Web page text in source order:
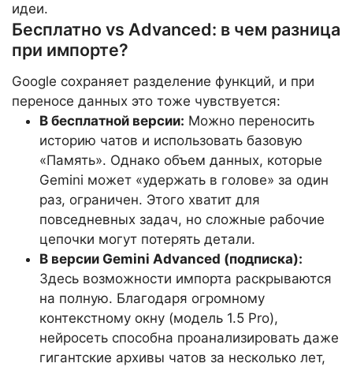
идеи.
Бесплатно vs Advanced: в чем разница
при импорте?
Google сохраняет разделение функций, и при
переносе данных это тоже чувствуется:
В бесплатной версии: Можно переносить
историю чатов и использовать базовую
«Память». Однако объем данных, которые
Gemini может «удержать в голове» за один
раз, ограничен. Этого хватит для
повседневных задач, но сложные рабочие
цепочки могут потерять детали.
В версии Gemini Advanced (подписка):
Здесь возможности импорта раскрываются
на полную. Благодаря огромному
контекстному окну (модель 1.5 Pro),
нейросеть способна проанализировать даже
гигантские архивы чатов за несколько лет,